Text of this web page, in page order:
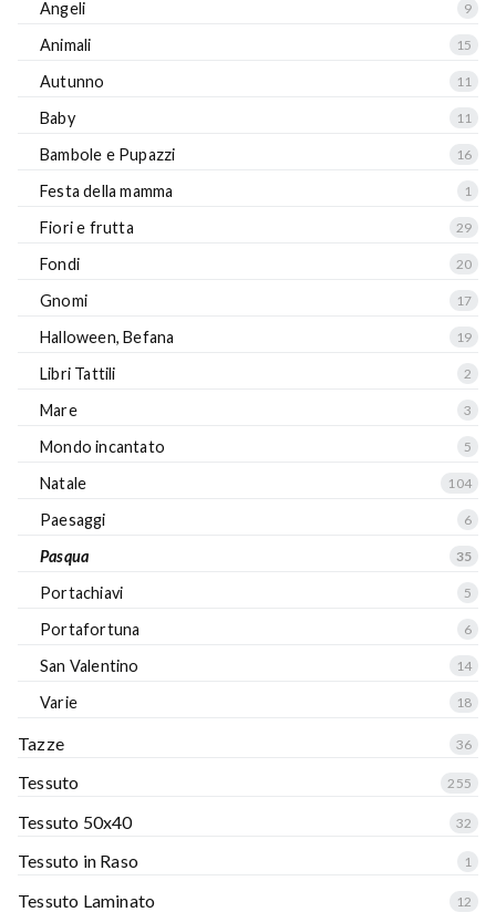
Angeli 9
Animali 15
Autunno 11
Baby 11
Bambole e Pupazzi 16
Festa della mamma 1
Fiori e frutta 29
Fondi 20
Gnomi 17
Halloween, Befana 19
Libri Tattili 2
Mare 3
Mondo incantato 5
Natale 104
Paesaggi 6
Pasqua 35
Portachiavi 5
Portafortuna 6
San Valentino 14
Varie 18
Tazze 36
Tessuto 255
Tessuto 50x40 32
Tessuto in Raso 1
Tessuto Laminato 12